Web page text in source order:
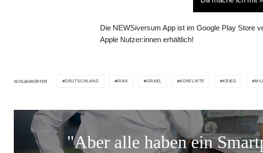
Die NEWSiversum App ist im Google Play Store
Apple Nutzer:innen erhältlich!
SCHLAGWÖRTER DEUTSCHLAND IRAN ISRAEL KONFLIKTE KRIEG
"Aber alle haben ein